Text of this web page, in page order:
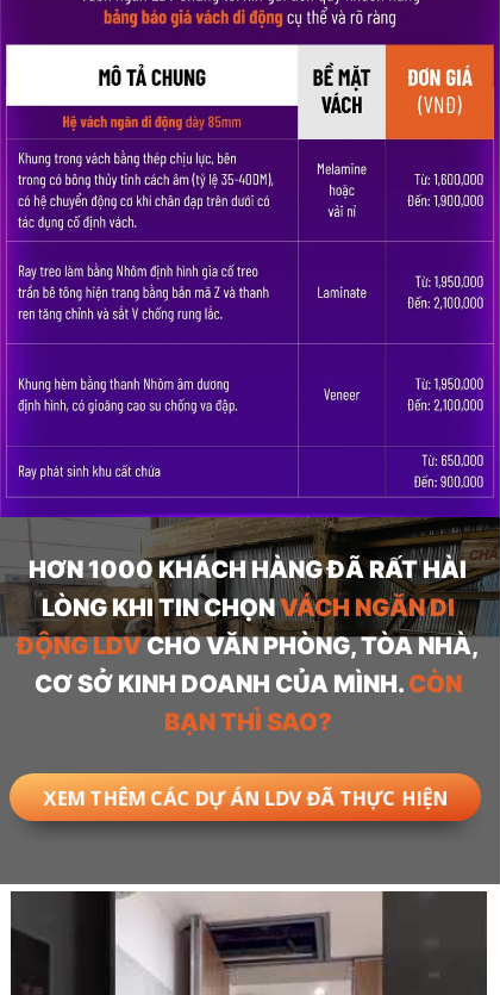
HƠN 1000 KHÁCH HÀNG ĐÃ RẤT HÀI
LÒNG KHI TIN CHỌNVÁCH NGĂN DI
ĐỘNG LDVCHO VĂN PHÒNG, TÒA NHÀ,
CƠ SỞ KINH DOANH CỦA MÌNH. CÒN
BẠN THÌ SAO?
XEM THÊM CÁC DỰ ÁN LDV ĐÃ THỰC HIỆN